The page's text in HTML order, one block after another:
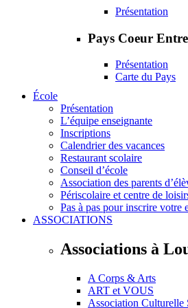
Présentation
Pays Coeur
Présentation
Carte du Pays
École
Présentation
L’équipe enseignante
Inscriptions
Calendrier des vacances
Restaurant scolaire
Conseil d’école
Association des parents
Périscolaire et centre de
Pas à pas pour inscrire votre
ASSOCIATIONS
Associations à
A Corps & Arts
ART et VOUS
Association